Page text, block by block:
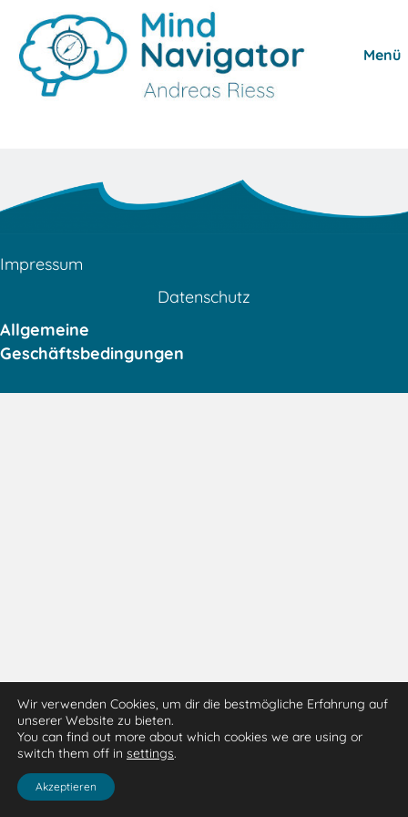
Menü
Impressum
Datenschutz
Allgemeine
Geschäftsbedingungen
Wir verwenden Cookies, um dir die bestmögliche Erfahrung auf
unserer Website zu bieten.
You can find out more about which cookies we are using or
switch them off in settings.
Akzeptieren